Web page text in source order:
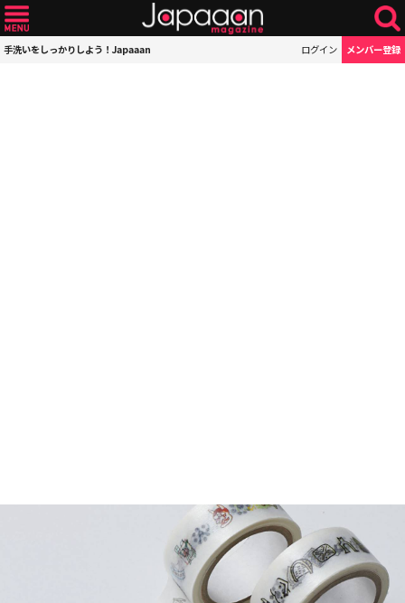
手洗いをしっかりしよう！Japaaan ログイン メンバー登録